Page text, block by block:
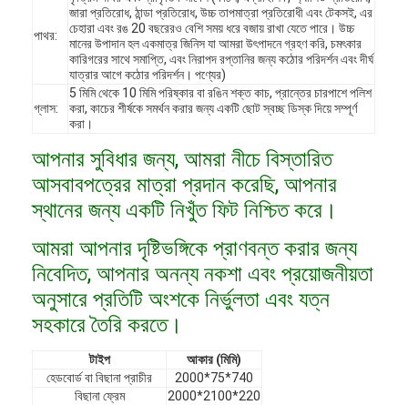
বাড়ি
পণ্য
ভিআর শো
পাথর:
জারা প্রতিরোধ, ঠান্ডা প্রতিরোধ, উচ্চ তাপমাত্রা প্রতিরোধী এবং টেকসই, এর
চেহারা এবং রঙ 20 বছরেরও বেশি সময় ধরে বজায় রাখা যেতে পারে। উচ্চ
মানের উপাদান হল একমাত্র জিনিস যা আমরা উৎপাদনে গ্রহণ করি, চমৎকার
কারিগরের সাথে সমাপ্তি, এবং নিরাপদ রপ্তানির জন্য কঠোর পরিদর্শন এবং দীর্ঘ
যাত্রার আগে কঠোর পরিদর্শন। পণ্যের)
গ্লাস:
5 মিমি থেকে 10 মিমি পরিষ্কার বা রঙিন শক্ত কাচ, প্রান্তের চারপাশে পলিশ
করা, কাচের শীর্ষকে সমর্থন করার জন্য একটি ছোট স্বচ্ছ ডিস্ক দিয়ে সম্পূর্ণ
করা।
আপনার সুবিধার জন্য, আমরা নীচে বিস্তারিত
আসবাবপত্রের মাত্রা প্রদান করেছি, আপনার
স্থানের জন্য একটি নিখুঁত ফিট নিশ্চিত করে।
আমরা আপনার দৃষ্টিভঙ্গিকে প্রাণবন্ত করার জন্য
নিবেদিত, আপনার অনন্য নকশা এবং প্রয়োজনীয়তা
অনুসারে প্রতিটি অংশকে নির্ভুলতা এবং যত্ন
সহকারে তৈরি করতে।
টাইপ
আকার (মিমি)
হেডবোর্ড বা বিছানা প্রাচীর
2000*75*740
বিছানা ফ্রেম
2000*2100*220